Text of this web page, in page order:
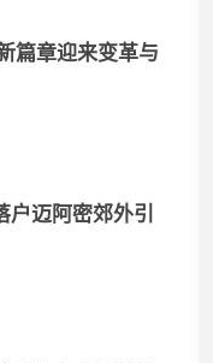
篇章迎来变革与
迈阿密郊外引